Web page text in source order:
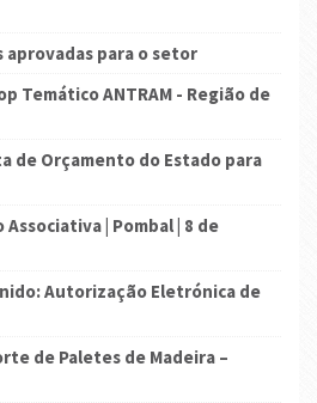
aprovadas para o setor
Temático ANTRAM - Região de
de Orçamento do Estado para
Associativa | Pombal | 8 de
Autorização Eletrónica de
de Paletes de Madeira –